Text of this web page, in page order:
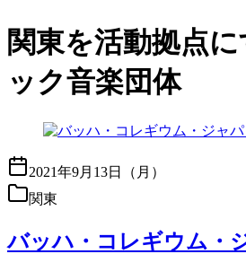
関東を活動拠点
ック音楽団体
2021年9月13日（月）
関東
バッハ・コレギウム・